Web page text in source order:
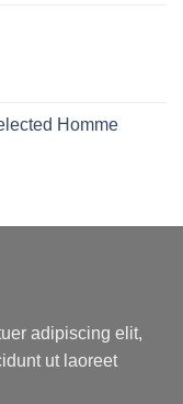
Homme
adipiscing elit,
ut laoreet